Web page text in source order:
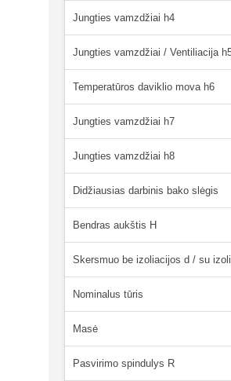
Jungties vamzdžiai h4
Jungties vamzdžiai / Ventiliacija
Temperatūros daviklio mova h6
Jungties vamzdžiai h7
Jungties vamzdžiai h8
Didžiausias darbinis bako slėgis
Bendras aukštis H
Skersmuo be izoliacijos d / su
Nominalus tūris
Masė
Pasvirimo spindulys R